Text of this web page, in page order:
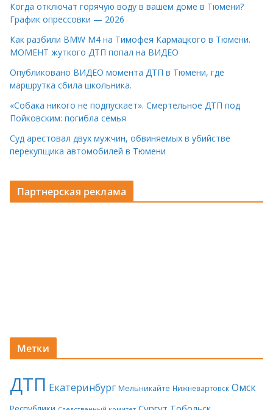
Когда отключат горячую воду в вашем доме в Тюмени?
График опрессовки — 2026
Как разбили BMW M4 на Тимофея Кармацкого в Тюмени.
МОМЕНТ жуткого ДТП попал на ВИДЕО
Опубликовано ВИДЕО момента ДТП в Тюмени, где
маршрутка сбила школьника.
«Собака никого не подпускает». Смертельное ДТП под
Пойковским: погибла семья
Суд арестовал двух мужчин, обвиняемых в убийстве
перекупщика автомобилей в Тюмени
Партнерская реклама
Метки
ДТП Екатеринбург Мельникайте Нижневартовск Омск